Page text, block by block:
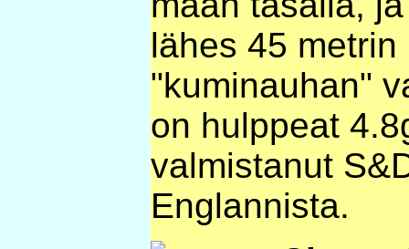
lähes 45
"kuminauhan"
on hulppeat
valmistanut
Englannista.